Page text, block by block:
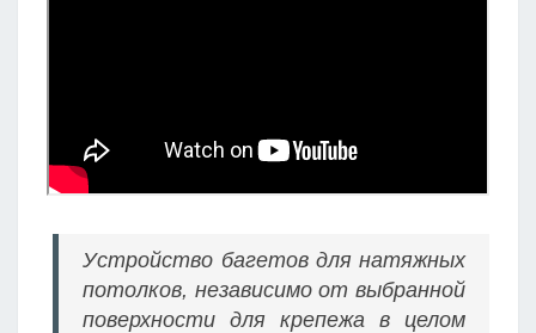
Устройство багетов для натяжных
потолков, независимо от выбранной
поверхности для крепежа в целом